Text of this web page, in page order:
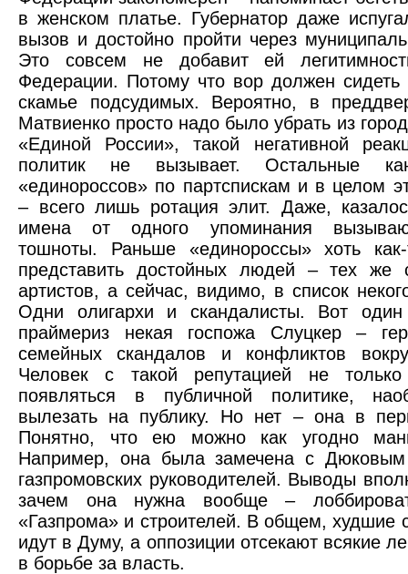
в женском платье. Губернатор даже
вызов и достойно пройти через
Это совсем не добавит ей
Федерации. Потому что вор должен
скамье подсудимых. Вероятно, в
Матвиенко просто надо было убрать из
«Единой России», такой негативной
политик не вызывает. Остальные
«единороссов» по партспискам и в целом
– всего лишь ротация элит. Даже,
имена от одного упоминания
тошноты. Раньше «единороссы» хоть
представить достойных людей – тех же
артистов, а сейчас, видимо, в список
Одни олигархи и скандалисты. Вот
праймериз некая госпожа Слуцкер –
семейных скандалов и конфликтов
Человек с такой репутацией не
появляться в публичной политике,
вылезать на публику. Но нет – она в
Понятно, что ею можно как угодно
Например, она была замечена с
газпромовских руководителей. Выводы
зачем она нужна вообще –
«Газпрома» и строителей. В общем, худшие
идут в Думу, а оппозиции отсекают всякие
в борьбе за власть.